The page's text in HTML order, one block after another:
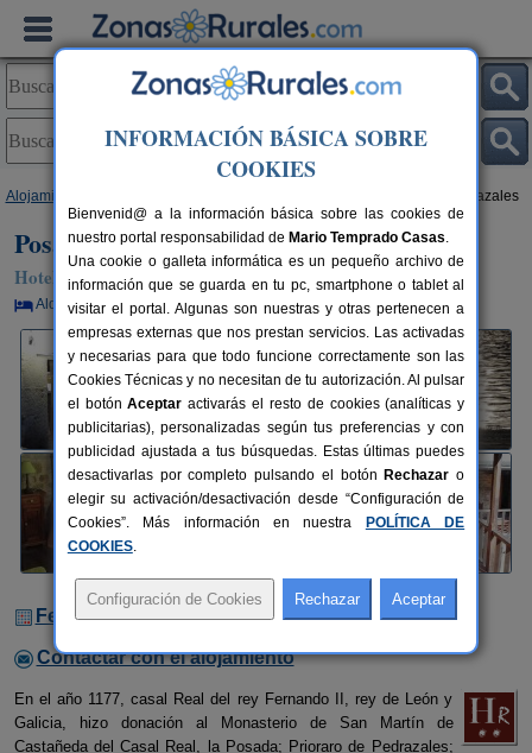
Alojamientos > Posada de Pedrazales
Posada de Pedrazales
Hotel Rural en Pedrazales / Sanabria (Zamora)
Alquiler por habitaciones 12+4 plazas 80 km de Zamora
Fechas Libres
Contactar con el alojamiento
En el año 1177, casal Real del rey Fernando II, rey de León y
Galicia, hizo donación al Monasterio de San Martín de
Castañeda del Casal Real, la Posada; Prioraro de Pedrazales;
INFORMACIÓN BÁSICA SOBRE
COOKIES
Bienvenid@ a la información básica sobre las cookies de
nuestro portal responsabilidad de Mario Temprado Casas.
Una cookie o galleta informática es un pequeño archivo de
información que se guarda en tu pc, smartphone o tablet al
visitar el portal. Algunas son nuestras y otras pertenecen a
empresas externas que nos prestan servicios. Las activadas
y necesarias para que todo funcione correctamente son las
Cookies Técnicas y no necesitan de tu autorización. Al pulsar
el botónAceptar activarás el resto de cookies (analíticas y
publicitarias), personalizadas según tus preferencias y con
publicidad ajustada a tus búsquedas. Estas últimas puedes
desactivarlas por completo pulsando el botón Rechazar o
elegir su activación/desactivación desde “Configuración de
Cookies”. Más información en nuestra
POLÍTICA DE
COOKIES.